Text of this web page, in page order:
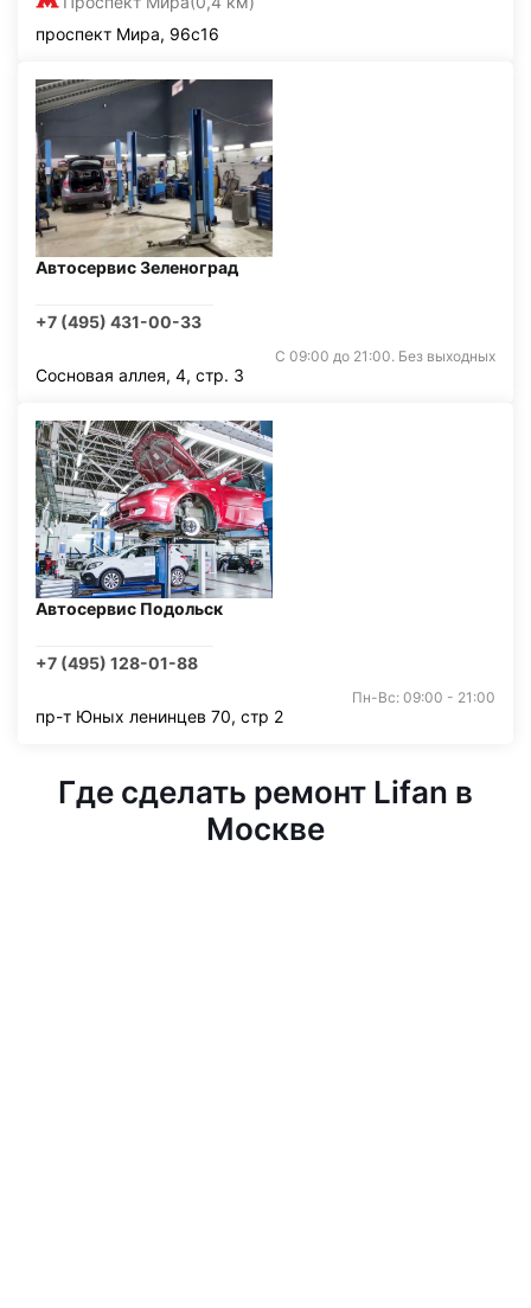
проспект Мира, 96с16
Автосервис Зеленоград
+7 (495) 431-00-33
С 09:00 до 21:00. Без выходных
Сосновая аллея, 4, стр. 3
Автосервис Подольск
+7 (495) 128-01-88
Пн-Вс: 09:00 - 21:00
пр-т Юных ленинцев 70, стр 2
Где сделать ремонт Lifan в
Москве